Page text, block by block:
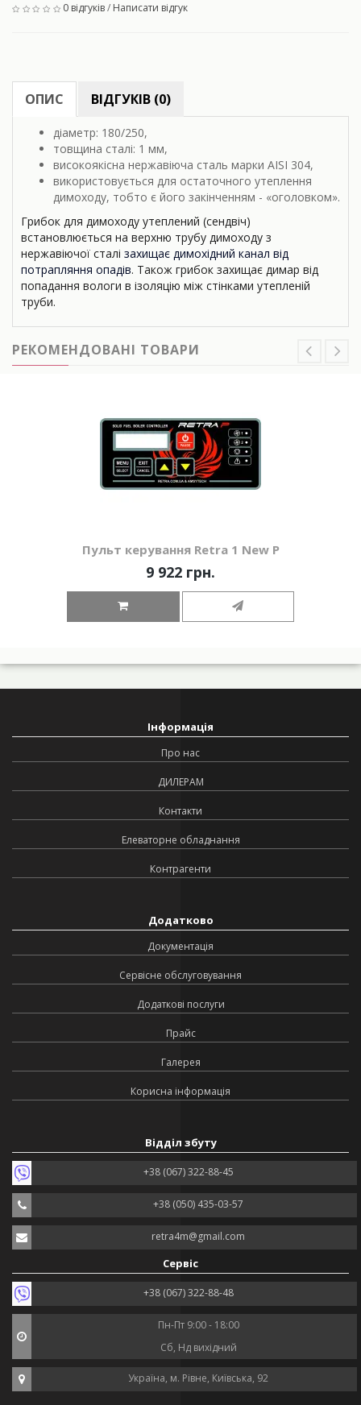
0 відгуків/ Написати відгук
ОПИС ВІДГУКІВ (0)
діаметр: 180/250,
товщина сталі: 1 мм,
високоякісна нержавіюча сталь марки AISI 304,
використовується для остаточного утеплення
димоходу, тобто є його закінченням - «оголовком».
Грибок для димоходу утеплений (сендвіч)
встановлюється на верхню трубу димоходу з
нержавіючої сталі захищає димохідний канал від
потрапляння опадів. Також грибок захищає димар від
попадання вологи в ізоляцію між стінками утепленій
труби.
РЕКОМЕНДОВАНІ ТОВАРИ
Пульт керування Retra 1 New P
9 922 грн.
Інформація
Про нас
ДИЛЕРАМ
Контакти
Елеваторне обладнання
Контрагенти
Додатково
Документація
Сервісне обслуговування
Додаткові послуги
Прайс
Галерея
Корисна інформація
Відділ збуту
+38 (067) 322-88-45
+38 (050) 435-03-57
retra4m@gmail.com
Сервіс
+38 (067) 322-88-48
Пн-Пт 9:00 - 18:00
Сб, Нд вихідний
Україна, м. Рівне, Київська, 92